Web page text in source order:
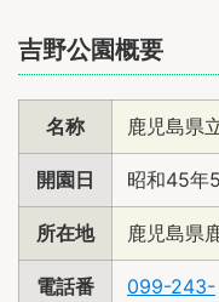
吉野公園概要
名称 鹿児島県
開園日 昭和45年
所在地 鹿児島県
電話番
099-243-